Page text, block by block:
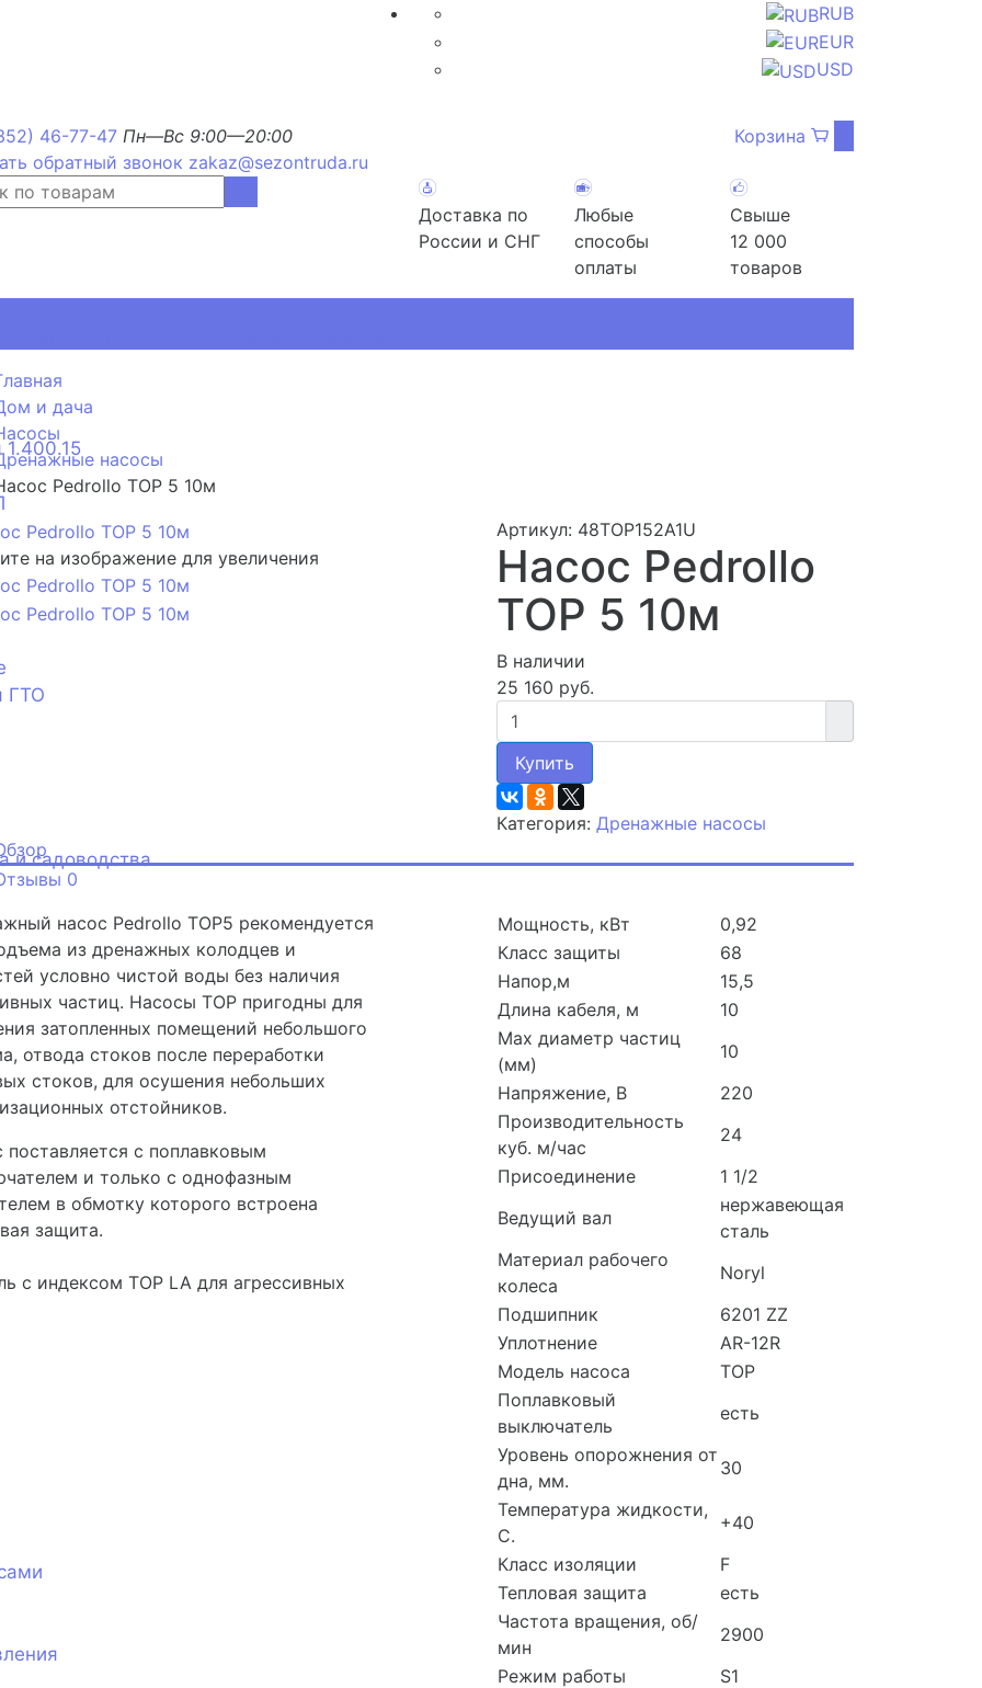
RUB
EUR
USD
46-77-47 Пн—Вс 9:00—20:00
обратный звонок zakaz@sezontruda.ru
Корзина
Доставка по
России и СНГ
Любые
способы
оплаты
Свыше
12 000
товаров
ГТО
и садоводства
и дача
насосы
Pedrollo TOP 5 10м
на изображение для увеличения
Артикул: 48TOP152A1U
Насос Pedrollo
TOP 5 10м
В наличии
25 160 руб.
Купить
Категория: Дренажные насосы
0
насос Pedrollo ТОР5 рекомендуется
из дренажных колодцев и
условно чистой воды без наличия
частиц. Насосы TOP пригодны для
затопленных помещений небольшого
отвода стоков после переработки
стоков, для осушения небольших
отстойников.
поставляется с поплавковым
и только с однофазным
в обмотку которого встроена
защита.
с индексом TOP LA для агрессивных
Мощность, кВт
0,92
Класс защиты
68
Напор,м
15,5
Длина кабеля, м
10
Мах диаметр частиц
(мм)
10
Напряжение, В
220
Производительность
куб. м/час
24
Присоединение
1 1/2
Ведущий вал
нержавеющая
сталь
Материал рабочего
колеса
Noryl
Подшипник
6201 ZZ
Уплотнение
AR-12R
Модель насоса
TOP
Поплавковый
выключатель
есть
Уровень опорожнения от
дна, мм.
30
Температура жидкости,
С.
+40
Класс изоляции
F
Тепловая защита
есть
Частота вращения, об/
мин
2900
Режим работы
S1